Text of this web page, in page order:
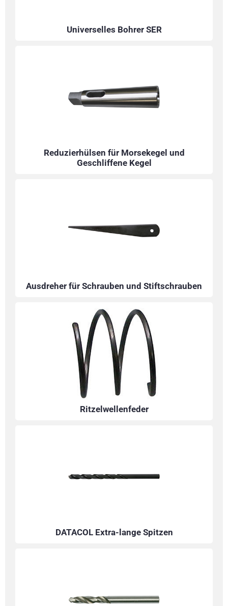
Universelles Bohrer SER
Reduzierhülsen für Morsekegel und
Geschliffene Kegel
Ausdreher für Schrauben und Stiftschrauben
Ritzelwellenfeder
DATACOL Extra-lange Spitzen